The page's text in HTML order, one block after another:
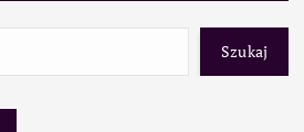
Szukaj